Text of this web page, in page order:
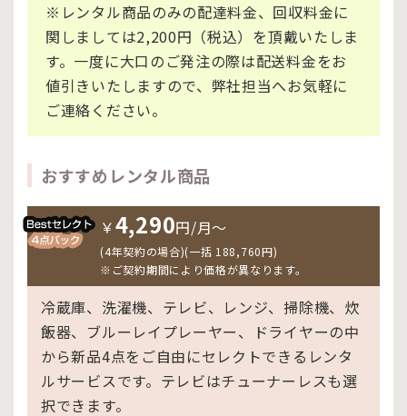
※レンタル商品のみの配達料金、回収料金に
関しましては2,200円（税込）を頂戴いたしま
す。一度に大口のご発注の際は配送料金をお
値引きいたしますので、弊社担当へお気軽に
ご連絡ください。
おすすめレンタル商品
￥4,290円/月〜
(4年契約の場合)(一括 188,760円)
※ご契約期間により価格が異なります。
冷蔵庫、洗濯機、テレビ、レンジ、掃除機、炊
飯器、ブルーレイプレーヤー、ドライヤーの中
から新品4点をご自由にセレクトできるレンタ
ルサービスです。テレビはチューナーレスも選
択できます。